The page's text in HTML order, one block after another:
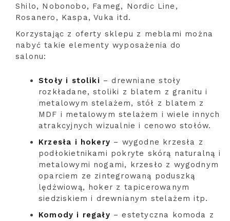
Shilo, Nobonobo, Fameg, Nordic Line,
Rosanero, Kaspa, Vuka itd.
Korzystając z oferty sklepu z meblami można
nabyć takie elementy wyposażenia do
salonu:
Stoły i stoliki – drewniane stoły
rozkładane, stoliki z blatem z granitu i
metalowym stelażem, stół z blatem z
MDF i metalowym stelażem i wiele innych
atrakcyjnych wizualnie i cenowo stołów.
Krzesła i hokery – wygodne krzesła z
podłokietnikami pokryte skórą naturalną i
metalowymi nogami, krzesło z wygodnym
oparciem ze zintegrowaną poduszką
lędźwiową, hoker z tapicerowanym
siedziskiem i drewnianym stelażem itp.
Komody i regały – estetyczna komoda z